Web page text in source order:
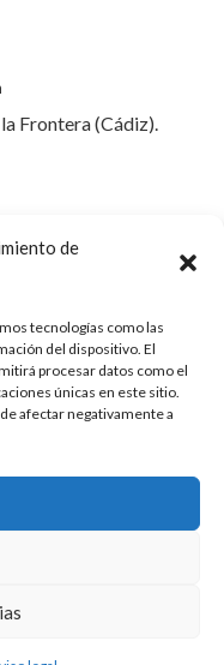
de
tecnologías como las
del dispositivo. El
procesar datos como el
únicas en este sitio.
afectar negativamente a
Frontera (Cádiz).